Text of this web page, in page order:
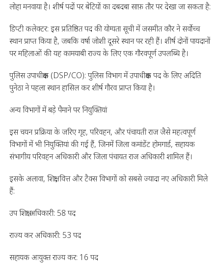
लोहा मनवाया है। शीर्ष पदों पर बेटियों का दबदबा साफ़ तौर पर देखा जा सकता है:
डिप्टी कलेक्टर: इस प्रतिष्ठित पद की योग्यता सूची में जसमीत कौर ने सर्वोच्च
स्थान प्राप्त किया है, जबकि वर्षा जोशी दूसरे स्थान पर रही हैं। शीर्ष दोनों पायदानों
पर महिलाओं की यह कामयाबी राज्य के लिए एक गौरवपूर्ण उपलब्धि है।
पुलिस उपाधीक्षक (DSP/CO): पुलिस विभाग में उपाधीक्षक पद के लिए अदिति
पुनेठा ने पहला स्थान हासिल कर शीर्ष गौरव प्राप्त किया है।
अन्य विभागों में बड़े पैमाने पर नियुक्तियां
इस चयन प्रक्रिया के जरिए गृह, परिवहन, और पंचायती राज जैसे महत्वपूर्ण
विभागों में भी नियुक्तियां की गई हैं, जिनमें जिला कमांडेंट होमगार्ड, सहायक
संभागीय परिवहन अधिकारी और जिला पंचायत राज अधिकारी शामिल हैं।
इसके अलावा, शिक्षा, वित्त और टैक्स विभागों को सबसे ज्यादा नए अधिकारी मिले
हैं:
उप शिक्षा अधिकारी: 58 पद
राज्य कर अधिकारी: 53 पद
सहायक आयुक्त राज्य कर: 16 पद